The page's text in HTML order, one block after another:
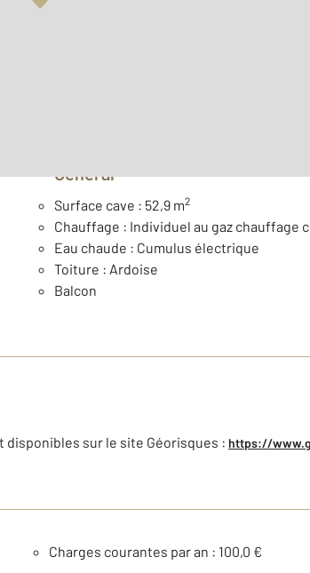
Général
Surface cave : 52,9 m2
Chauffage : Individuel au gaz chauffage
Eau chaude : Cumulus électrique
Toiture : Ardoise
Balcon
sur le site Géorisques : https://
Charges courantes par an : 100,0 €